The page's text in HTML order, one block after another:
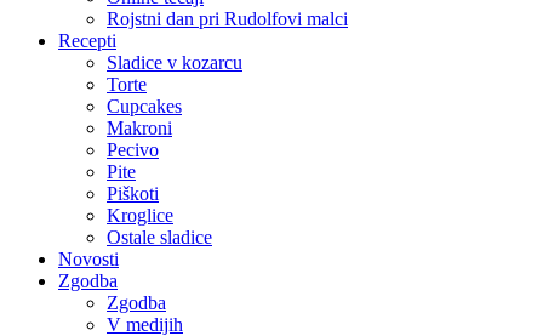
Rojstni dan pri Rudolfovi malci
Recepti
Sladice v kozarcu
Torte
Cupcakes
Makroni
Pecivo
Pite
Piškoti
Kroglice
Ostale sladice
Novosti
Zgodba
Zgodba
V medijih